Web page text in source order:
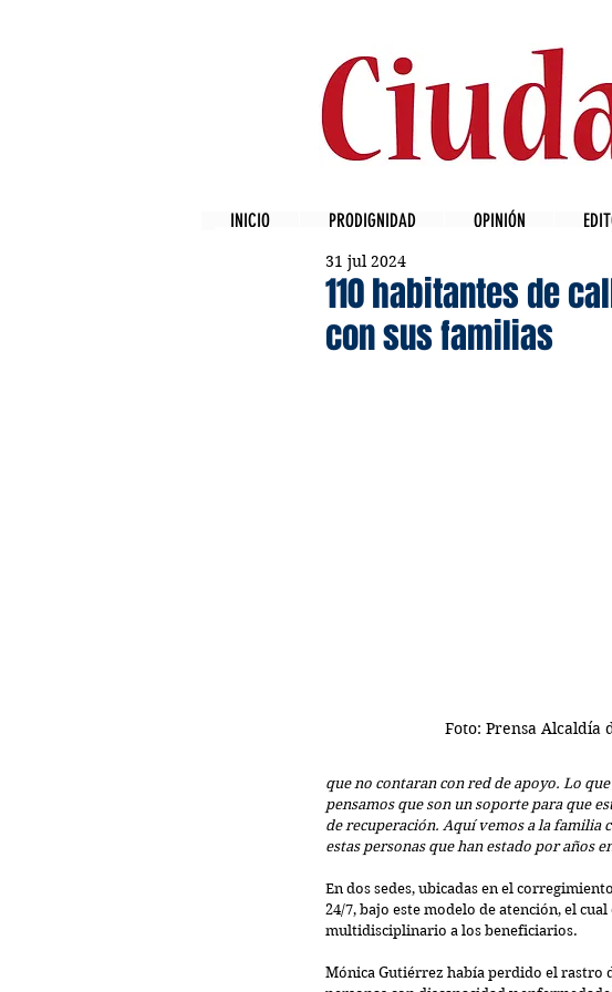
INICIO PRODIGNIDAD OPINIÓN
110 habitantes de
con sus familias
31 jul 2024
Foto: Prensa Alcaldía
que no contaran con red de apoyo. Lo
pensamos que son un soporte para que
de recuperación. Aquí vemos a la
estas personas que han estado por años
En dos sedes, ubicadas en el
24/7, bajo este modelo de atención, el
multidisciplinario a los beneficiarios.
Mónica Gutiérrez había perdido el rastro